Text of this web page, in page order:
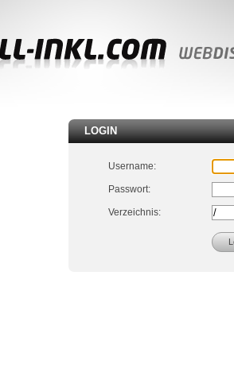
LOGIN
Username:
Passwort:
Verzeichnis: